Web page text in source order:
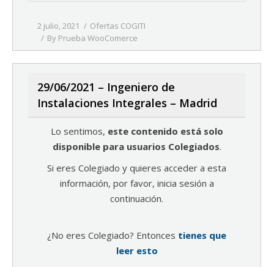
2 julio, 2021
Ofertas COGITI
By Prueba WooComerce
29/06/2021 – Ingeniero de
Instalaciones Integrales – Madrid
Lo sentimos, este contenido está solo
disponible para usuarios Colegiados.
Si eres Colegiado y quieres acceder a esta
información, por favor, inicia sesión a
continuación.
¿No eres Colegiado? Entonces tienes que
leer esto